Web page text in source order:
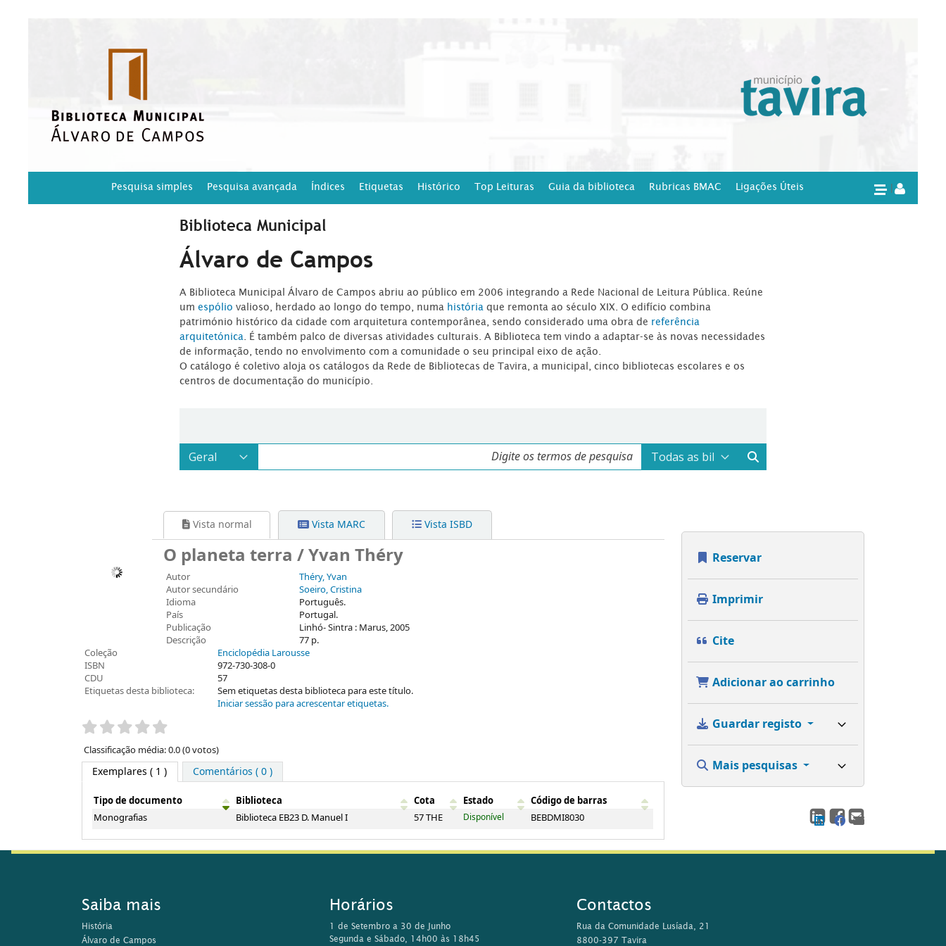
Pesquisa simples Pesquisa avançada Índices Etiquetas Histórico Top Leituras Guia da biblioteca Rubricas BMAC Ligações Úteis
Biblioteca Municipal
Álvaro de Campos
A Biblioteca Municipal Álvaro de Campos abriu ao público em 2006 integrando a Rede Nacional de Leitura Pública. Reúne
um espólio valioso, herdado ao longo do tempo, numa história que remonta ao século XIX. O edifício combina
património histórico da cidade com arquitetura contemporânea, sendo considerado uma obra de referência
arquitetónica . É também palco de diversas atividades culturais. A Biblioteca tem vindo a adaptar-se às novas necessidades
de informação, tendo no envolvimento com a comunidade o seu principal eixo de ação.
O catálogo é coletivo aloja os catálogos da Rede de Bibliotecas de Tavira, a municipal, cinco bibliotecas escolares e os
centros de documentação do município.
Vista normal Vista MARC Vista ISBD
O planeta terra / Yvan Théry
Autor
Théry, Yvan
Autor secundário
Soeiro, Cristina
Idioma
Português.
País
Portugal.
Publicação
Linhó- Sintra : Marus, 2005
Descrição
77 p.
Coleção
Enciclopédia Larousse
ISBN
972-730-308-0
CDU
57
Etiquetas desta biblioteca:
Sem etiquetas desta biblioteca para este título.
Iniciar sessão para acrescentar etiquetas.
Pontuação
Classificação média: 0.0 (0 votos)
Exemplares ( 1 ) Comentários ( 0 )
Exemplares
Tipo de documento Biblioteca Cota Estado
Código de barras
Monografias
Biblioteca EB23 D. Manuel I 57 THE Disponível BEBDMI8030
Reservar
Imprimir
Cite
Adicionar ao carrinho
Guardar registo
Mais pesquisas
Saiba mais
História
Álvaro de Campos
Horários
1 de Setembro a 30 de Junho
Segunda e Sábado, 14h00 às 18h45
Contactos
Rua da Comunidade Lusíada, 21
8800-397 Tavira